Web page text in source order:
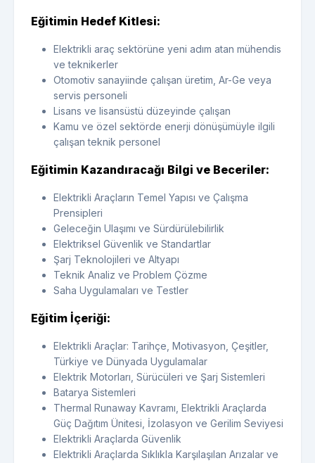
Eğitimin Hedef Kitlesi:
Elektrikli araç sektörüne yeni adım atan mühendis
ve teknikerler
Otomotiv sanayiinde çalışan üretim, Ar-Ge veya
servis personeli
Lisans ve lisansüstü düzeyinde çalışan
Kamu ve özel sektörde enerji dönüşümüyle ilgili
çalışan teknik personel
Eğitimin Kazandıracağı Bilgi ve Beceriler:
Elektrikli Araçların Temel Yapısı ve Çalışma
Prensipleri
Geleceğin Ulaşımı ve Sürdürülebilirlik
Elektriksel Güvenlik ve Standartlar
Şarj Teknolojileri ve Altyapı
Teknik Analiz ve Problem Çözme
Saha Uygulamaları ve Testler
Eğitim İçeriği:
Elektrikli Araçlar: Tarihçe, Motivasyon, Çeşitler,
Türkiye ve Dünyada Uygulamalar
Elektrik Motorları, Sürücüleri ve Şarj Sistemleri
Batarya Sistemleri
Thermal Runaway Kavramı, Elektrikli Araçlarda
Güç Dağıtım Ünitesi, İzolasyon ve Gerilim Seviyesi
Elektrikli Araçlarda Güvenlik
Elektrikli Araçlarda Sıklıkla Karşılaşılan Arızalar ve